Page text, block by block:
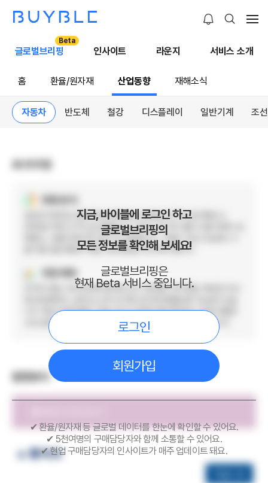
글로벌브리핑
Beta
인사이트 라운지 서비스 소개
홈 환율/원자재 산업동향 재해소식
자동차 반도체 철강 디스플레이 일반기계 조선
지금, 바이블에 로그인 하고
글로벌브리핑의
모든 정보를 확인해 보세요!
글로벌브리핑은
현재 Beta 서비스 중입니다.
로그인
회원가입
✔ 환율/원자재 등 글로벌 데이터를 한눈에 확인할 수 있어요.
✔ 5천여명의 구매담당자와 함께 소통할 수 있어요.
✔ 현업 구매담당자의 인사이트가 매주 업데이트 돼요.
생산은 2020년 3507에서 2024년 4128로 17.7% 증가했으나
2023년 대비 2.7% 감소했습니다. 내수는 13.7% 줄어 수출 의존이 심
화됐고, 수출은 89.2% 증가 후 정체입니다. 구매는 국내 수요보다 수
출 차종 생산계획과 부품 수급 변동을 우선 봐야 합니다.
전기차 전환, 미국 관세와 현지화 요구, 중국발 가격 경쟁, 희토류 자석·
니다. 핵심 전장부품은 이중소싱과 안전재고를 확대하고, 범용 부품은
수요 둔화 구간을 활용해 단가 협상을 병행하는 전략이 유효합니다.
동향분석